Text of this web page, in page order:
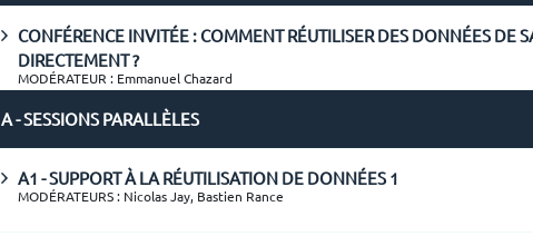
CONFÉRENCE INVITÉE : COMMENT RÉUTILISER DES DONNÉES DE
DIRECTEMENT ?
MODÉRATEUR : Emmanuel Chazard
A - SESSIONS PARALLÈLES
A1 - SUPPORT À LA RÉUTILISATION DE DONNÉES 1
MODÉRATEURS : Nicolas Jay, Bastien Rance